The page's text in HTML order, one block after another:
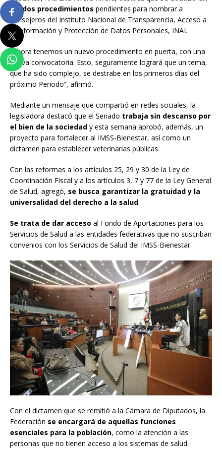
los dos procedimientos pendientes para nombrar a
consejeros del Instituto Nacional de Transparencia, Acceso a
la Información y Protección de Datos Personales, INAI.
“Ahora tenemos un nuevo procedimiento en puerta, con una
nueva convocatoria. Esto, seguramente logrará que un tema,
que ha sido complejo, se destrabe en los primeros días del
próximo Periodo”, afirmó.
Mediante un mensaje que compartió en redes sociales, la
legisladora destacó que el Senado trabaja sin descanso por
el bien de la sociedad y esta semana aprobó, además, un
proyecto para fortalecer al IMSS-Bienestar, así como un
dictamen para establecer veterinarias públicas.
Con las reformas a los artículos 25, 29 y 30 de la Ley de
Coordinación Fiscal y a los artículos 3, 7 y 77 de la Ley General
de Salud, agregó, se busca garantizar la gratuidad y la
universalidad del derecho a la salud.
Se trata de dar acceso al Fondo de Aportaciones para los
Servicios de Salud a las entidades federativas que no suscriban
convenios con los Servicios de Salud del IMSS-Bienestar.
Con el dictamen que se remitió a la Cámara de Diputados, la
Federación se encargará de aquellas funciones
esenciales para la población, como la atención a las
personas que no tienen acceso a los sistemas de salud.